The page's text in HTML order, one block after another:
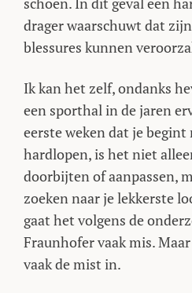
drager waarschuwt dat
blessures kunnen
Ik kan het zelf, ondanks
een sporthal in de jaren
eerste weken dat je
hardlopen, is het niet
doorbijten of aanpassen,
zoeken naar je lekkerste
gaat het volgens de
Fraunhofer vaak mis.
vaak de mist in.